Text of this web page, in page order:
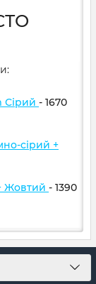
Сірий - 1670
сірий +
Жовтий - 1390